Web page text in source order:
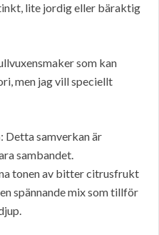
lite jordig eller bäraktig
som kan
men jag vill speciellt
: Detta samverkan är
sambandet.
tonen av bitter citrusfrukt
spännande mix som tillför